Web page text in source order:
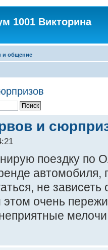
1001 Викторина
и общение
и
поездку по
автомобиля,
не
этом очень